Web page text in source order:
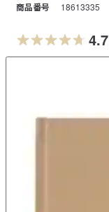
ス
ト
商品番号 18613335
4.7